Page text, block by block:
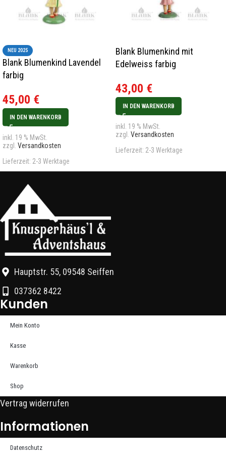
NEU 2025
Blank Blumenkind Lavendel
farbig
45,00 €
IN DEN WARENKORB
inkl. 19 % MwSt.
zzgl. Versandkosten
Lieferzeit: 2-3 Werktage
Blank Blumenkind mit
Edelweiss farbig
43,00 €
IN DEN WARENKORB
inkl. 19 % MwSt.
zzgl. Versandkosten
Lieferzeit: 2-3 Werktage
Hauptstr. 55, 09548 Seiffen
037362 8422
Kunden
Mein Konto
Kasse
Warenkorb
Shop
Vertrag widerrufen
Informationen
Datenschutz